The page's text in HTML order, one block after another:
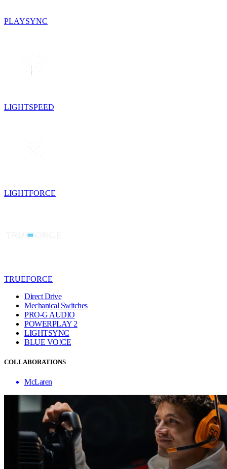
PLAYSYNC
LIGHTSPEED
LIGHTFORCE
TRUEFORCE
Direct Drive
Mechanical Switches
PRO-G AUDIO
POWERPLAY 2
LIGHTSYNC
BLUE VO!CE
COLLABORATIONS
McLaren